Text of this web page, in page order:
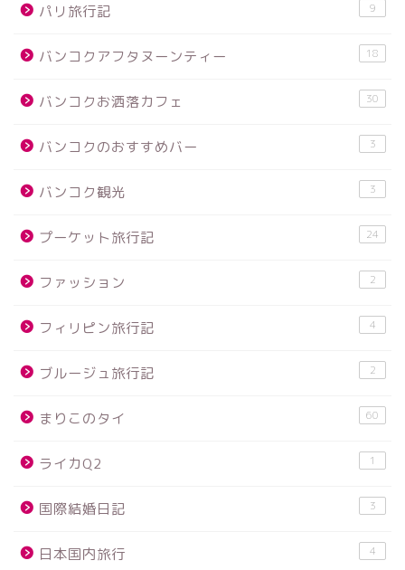
パリ旅行記 9
バンコクアフタヌーンティー 18
バンコクお洒落カフェ 30
バンコクのおすすめバー 3
バンコク観光 3
プーケット旅行記 24
ファッション 2
フィリピン旅行記 4
ブルージュ旅行記 2
まりこのタイ 60
ライカQ2 1
国際結婚日記 3
日本国内旅行 4